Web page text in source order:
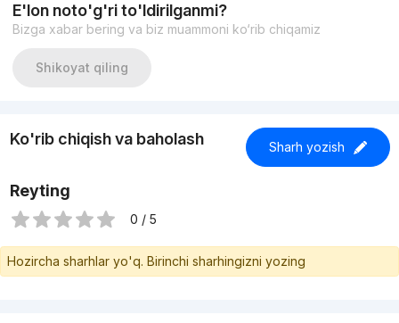
E'lon noto'g'ri to'ldirilganmi?
Bizga xabar bering va biz muammoni ko‘rib chiqamiz
Shikoyat qiling
Ko'rib chiqish va baholash Sharh yozish
Reyting
0 / 5
Hozircha sharhlar yo'q. Birinchi sharhingizni yozing